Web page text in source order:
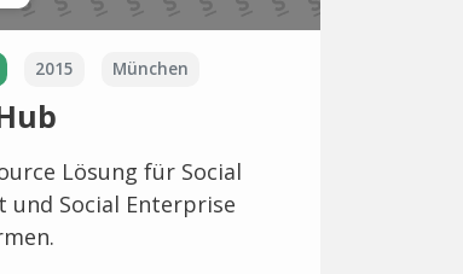
2015 München
Lösung für Social
und Social Enterprise